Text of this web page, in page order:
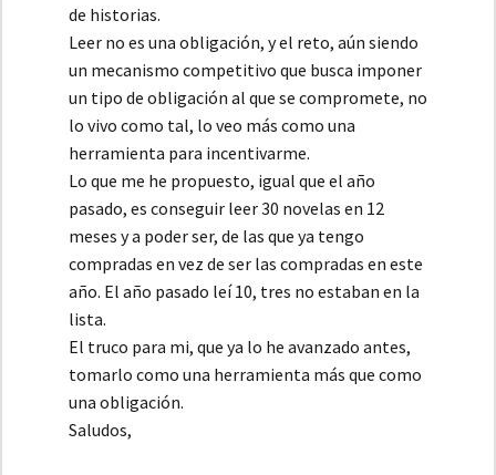
de historias.
Leer no es una obligación, y el reto, aún siendo
un mecanismo competitivo que busca imponer
un tipo de obligación al que se compromete, no
lo vivo como tal, lo veo más como una
herramienta para incentivarme.
Lo que me he propuesto, igual que el año
pasado, es conseguir leer 30 novelas en 12
meses y a poder ser, de las que ya tengo
compradas en vez de ser las compradas en este
año. El año pasado leí 10, tres no estaban en la
lista.
El truco para mi, que ya lo he avanzado antes,
tomarlo como una herramienta más que como
una obligación.
Saludos,